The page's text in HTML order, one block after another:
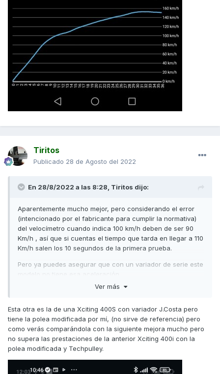
Tiritos
Publicado 28 de Agosto del 2022
En 28/8/2022 a las 8:28, Tiritos dijo:
Aparentemente mucho mejor, pero considerando el error
(intencionado por el fabricante para cumplir la normativa)
del velocímetro cuando indica 100 km/h deben de ser 90
Km/h , así que si cuentas el tiempo que tarda en llegar a 110
Km/h salen los 10 segundos de la primera prueba.
Pero ya puedes asegurar que con un variador de serie este
modelo no tiene esa aceleración.
Te voy a pasar los datos de la Xciting 400i E3 que tiene
GPS son 10,6 segundos, esa prueba es real y doy fe por
que la hice yo.
Ver más
Esta otra es la de una Xciting 400S con variador J.Costa pero
tiene la polea modificada por mí, (no sirve de referencia) pero
como verás comparándola con la siguiente mejora mucho pero
no supera las prestaciones de la anterior Xciting 400i con la
polea modificada y Techpulley.